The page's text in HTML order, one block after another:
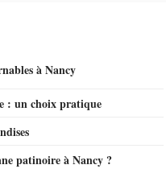
à Nancy
: un choix pratique
patinoire à Nancy ?